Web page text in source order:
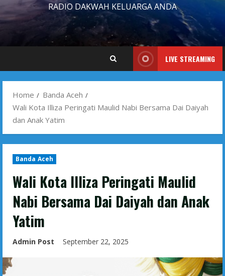
RADIO DAKWAH KELUARGA ANDA
LIVE STREAMING
Home
Banda Aceh
Wali Kota Illiza Peringati Maulid Nabi Bersama Dai Daiyah
dan Anak Yatim
Banda Aceh
Wali Kota Illiza Peringati Maulid
Nabi Bersama Dai Daiyah dan Anak
Yatim
Admin Post September 22, 2025